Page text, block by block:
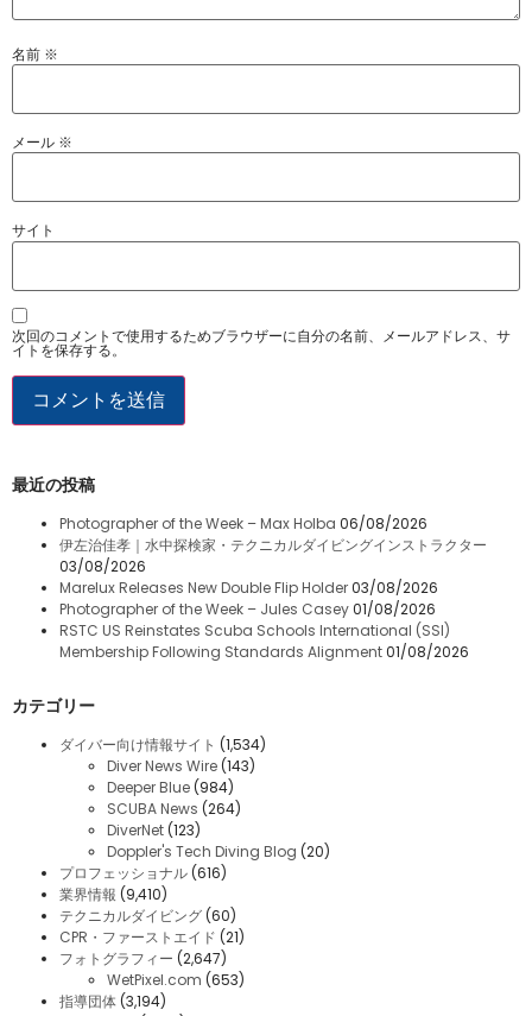
名前 ※
メール ※
サイト
次回のコメントで使用するためブラウザーに自分の名前、メールアドレス、サ
イトを保存する。
最近の投稿
Photographer of the Week – Max Holba 06/08/2026
伊左治佳孝｜水中探検家・テクニカルダイビングインストラクター
03/08/2026
Marelux Releases New Double Flip Holder03/08/2026
Photographer of the Week – Jules Casey01/08/2026
RSTC US Reinstates Scuba Schools International (SSI)
Membership Following Standards Alignment01/08/2026
カテゴリー
ダイバー向け情報サイト (1,534)
Diver News Wire (143)
Deeper Blue (984)
SCUBA News (264)
DiverNet (123)
Doppler's Tech Diving Blog (20)
プロフェッショナル (616)
業界情報 (9,410)
テクニカルダイビング (60)
CPR・ファーストエイド (21)
フォトグラフィー (2,647)
WetPixel.com (653)
指導団体 (3,194)